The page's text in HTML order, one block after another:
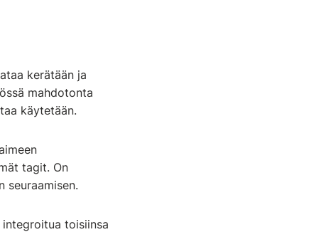
kerätään ja
mahdotonta
käytetään.
tagit. On
seuraamisen.
toisiinsa